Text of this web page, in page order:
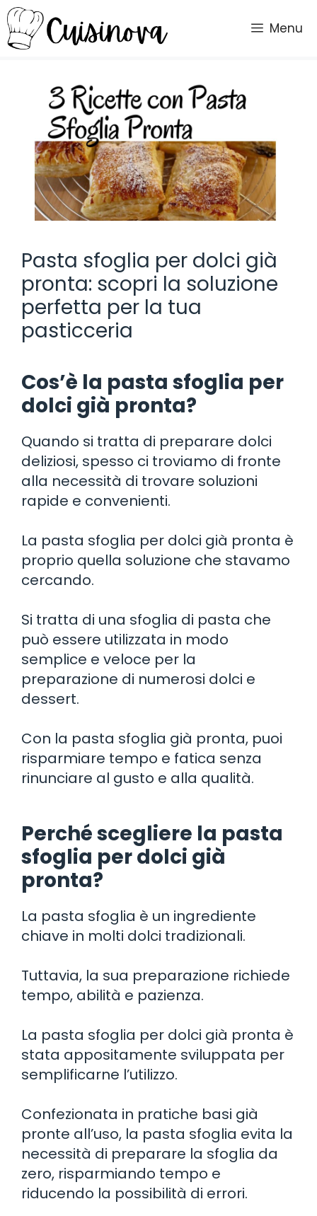
Vai
al
contenuto
Menu
Pasta sfoglia per dolci già
pronta: scopri la soluzione
perfetta per la tua
pasticceria
Cos’è la pasta sfoglia per
dolci già pronta?
Quando si tratta di preparare dolci
deliziosi, spesso ci troviamo di fronte
alla necessità di trovare soluzioni
rapide e convenienti.
La pasta sfoglia per dolci già pronta è
proprio quella soluzione che stavamo
cercando.
Si tratta di una sfoglia di pasta che
può essere utilizzata in modo
semplice e veloce per la
preparazione di numerosi dolci e
dessert.
Con la pasta sfoglia già pronta, puoi
risparmiare tempo e fatica senza
rinunciare al gusto e alla qualità.
Perché scegliere la pasta
sfoglia per dolci già
pronta?
La pasta sfoglia è un ingrediente
chiave in molti dolci tradizionali.
Tuttavia, la sua preparazione richiede
tempo, abilità e pazienza.
La pasta sfoglia per dolci già pronta è
stata appositamente sviluppata per
semplificarne l’utilizzo.
Confezionata in pratiche basi già
pronte all’uso, la pasta sfoglia evita la
necessità di preparare la sfoglia da
zero, risparmiando tempo e
riducendo la possibilità di errori.